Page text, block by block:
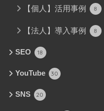
【個人】活用事例 8
【法人】導入事例 8
SEO 18
YouTube 30
SNS 20